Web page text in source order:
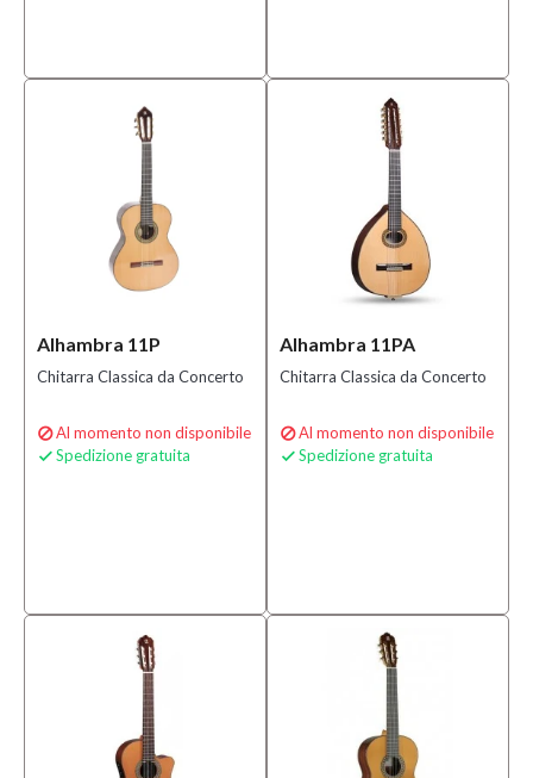
Alhambra 11P
Chitarra Classica da Concerto
Al momento non disponibile
 Spedizione gratuita
Alhambra 11PA
Chitarra Classica da Concerto
Al momento non disponibile
 Spedizione gratuita